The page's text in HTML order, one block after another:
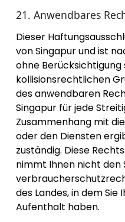
21. Anwendbares
Dieser
von Singapur und ist
ohne Berücksichtigung
kollisionsrechtlichen
des anwendbaren
Singapur für jede
Zusammenhang mit
oder den Diensten
zuständig. Diese
nimmt Ihnen nicht den
des Landes, in dem
Aufenthalt haben.